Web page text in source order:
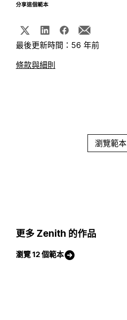
分享這個範本
最後更新時間：56 年前
條款與細則
瀏覽範本
更多 Zenith 的作品
瀏覽 12 個範本